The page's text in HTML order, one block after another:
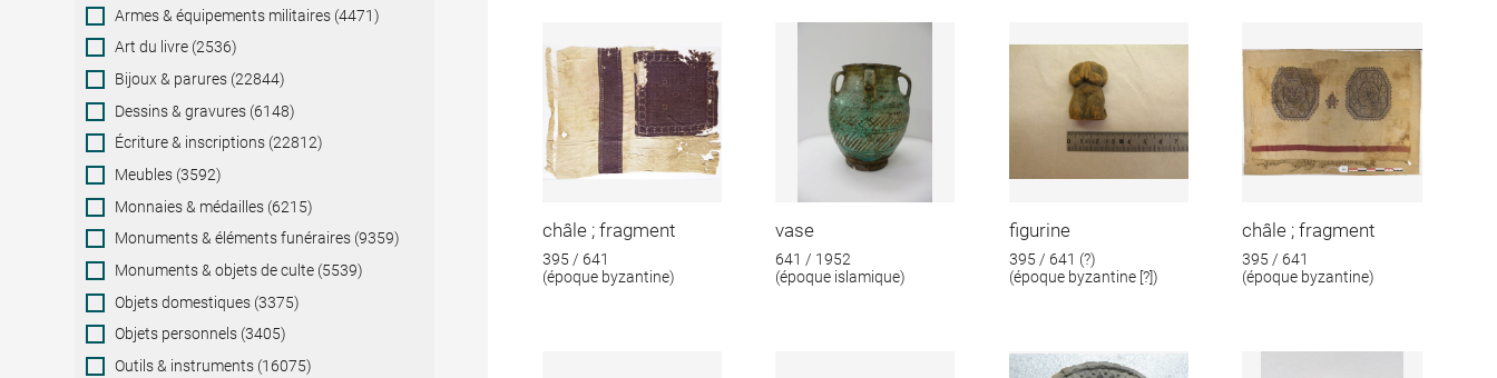
Armes & équipements militaires (4471)
Art du livre (2536)
Bijoux & parures (22844)
Dessins & gravures (6148)
Écriture & inscriptions (22812)
Meubles (3592)
Monnaies & médailles (6215)
Monuments & éléments funéraires (9359)
Monuments & objets de culte (5539)
Objets domestiques (3375)
Objets personnels (3405)
Outils & instruments (16075)
châle ; fragment
395 / 641
(époque byzantine)
vase
641 / 1952
(époque islamique)
figurine
395 / 641 (?)
(époque byzantine [?])
châle ; fragment
395 / 641
(époque byzantine)